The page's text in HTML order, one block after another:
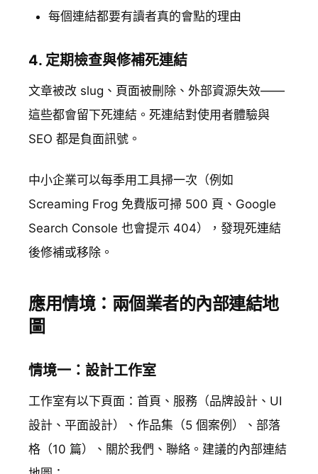
每個連結都要有讀者真的會點的理由
4. 定期檢查與修補死連結
文章被改 slug、頁面被刪除、外部資源失效——
這些都會留下死連結。死連結對使用者體驗與
SEO 都是負面訊號。
中小企業可以每季用工具掃一次（例如
Screaming Frog 免費版可掃 500 頁、Google
Search Console 也會提示 404），發現死連結
後修補或移除。
應用情境：兩個業者的內部連結地
圖
情境一：設計工作室
工作室有以下頁面：首頁、服務（品牌設計、UI
設計、平面設計）、作品集（5 個案例）、部落
格（10 篇）、關於我們、聯絡。建議的內部連結